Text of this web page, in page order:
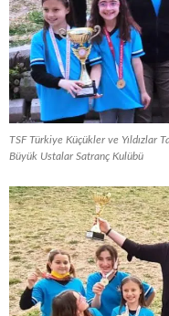
TSF Türkiye Küçükler ve Yıldızlar
Büyük Ustalar Satranç Kulübü